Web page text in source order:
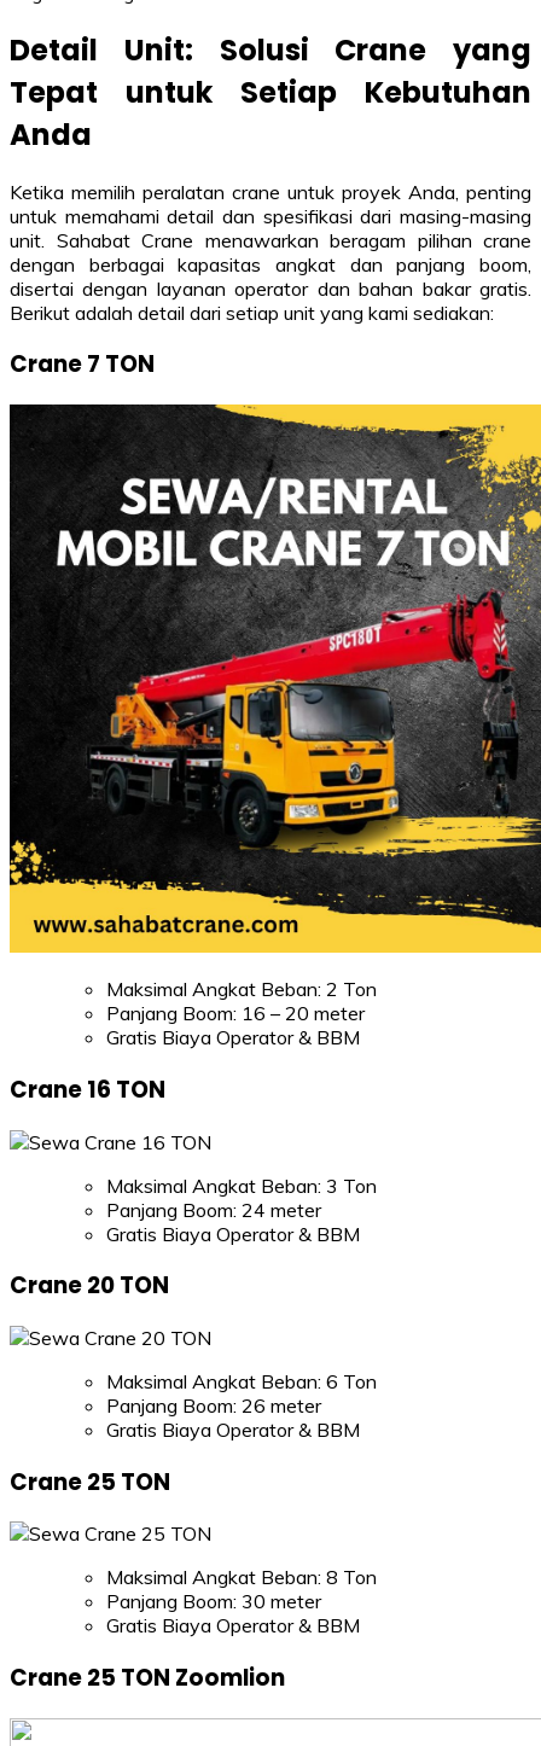
Detail Unit: Solusi Crane yang
Tepat untuk Setiap Kebutuhan
Anda
Ketika memilih peralatan crane untuk proyek Anda, penting
untuk memahami detail dan spesifikasi dari masing-masing
unit. Sahabat Crane menawarkan beragam pilihan crane
dengan berbagai kapasitas angkat dan panjang boom,
disertai dengan layanan operator dan bahan bakar gratis.
Berikut adalah detail dari setiap unit yang kami sediakan:
Crane 7 TON
Maksimal Angkat Beban: 2 Ton
Panjang Boom: 16 – 20 meter
Gratis Biaya Operator & BBM
Crane 16 TON
Maksimal Angkat Beban: 3 Ton
Panjang Boom: 24 meter
Gratis Biaya Operator & BBM
Crane 20 TON
Maksimal Angkat Beban: 6 Ton
Panjang Boom: 26 meter
Gratis Biaya Operator & BBM
Crane 25 TON
Maksimal Angkat Beban: 8 Ton
Panjang Boom: 30 meter
Gratis Biaya Operator & BBM
Crane 25 TON Zoomlion